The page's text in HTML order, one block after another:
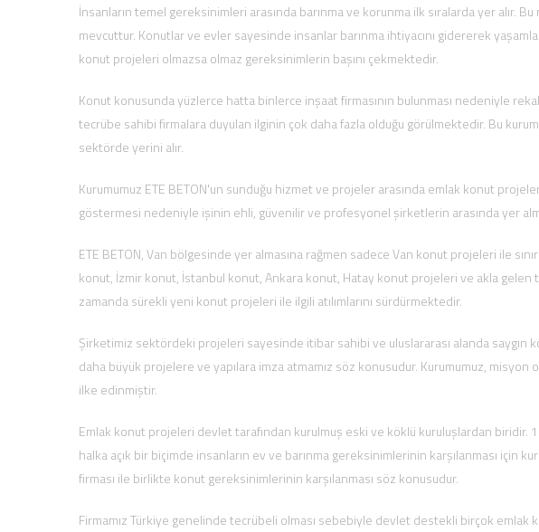
İnsanların temel gereksinimleri arasında barınma ve korunma ilk sıralarda yer alır.
mevcuttur. Konutlar ve evler sayesinde insanlar barınma ihtiyacını gidererek
konut projeleri olmazsa olmaz gereksinimlerin başını çekmektedir.
Konut konusunda yüzlerce hatta binlerce inşaat firmasının bulunması nedeniyle
tecrübe sahibi firmalara duyulan ilginin çok daha fazla olduğu görülmektedir. Bu
sektörde yerini alır.
Kurumumuz ETE BETON'un sunduğu hizmet ve projeler arasında emlak konut
göstermesi nedeniyle işinin ehli, güvenilir ve profesyonel şirketlerin arasında yer
ETE BETON, Van bölgesinde yer almasına rağmen sadece Van konut projeleri ile
konut, İzmir konut, İstanbul konut, Ankara konut, Hatay konut projeleri ve akla
zamanda sürekli yeni konut projeleri ile ilgili atılımlarını sürdürmektedir.
Şirketimiz sektördeki projeleri sayesinde itibar sahibi ve uluslararası alanda saygın
daha büyük projelere ve yapılara imza atmamız söz konusudur. Kurumumuz,
ilke edinmiştir.
Emlak konut projeleri devlet tarafından kurulmuş eski ve köklü kuruluşlardan biridir.
halka açık bir biçimde insanların ev ve barınma gereksinimlerinin karşılanması için
firması ile birlikte konut gereksinimlerinin karşılanması söz konusudur.
Firmamız Türkiye genelinde tecrübeli olması sebebiyle devlet destekli birçok